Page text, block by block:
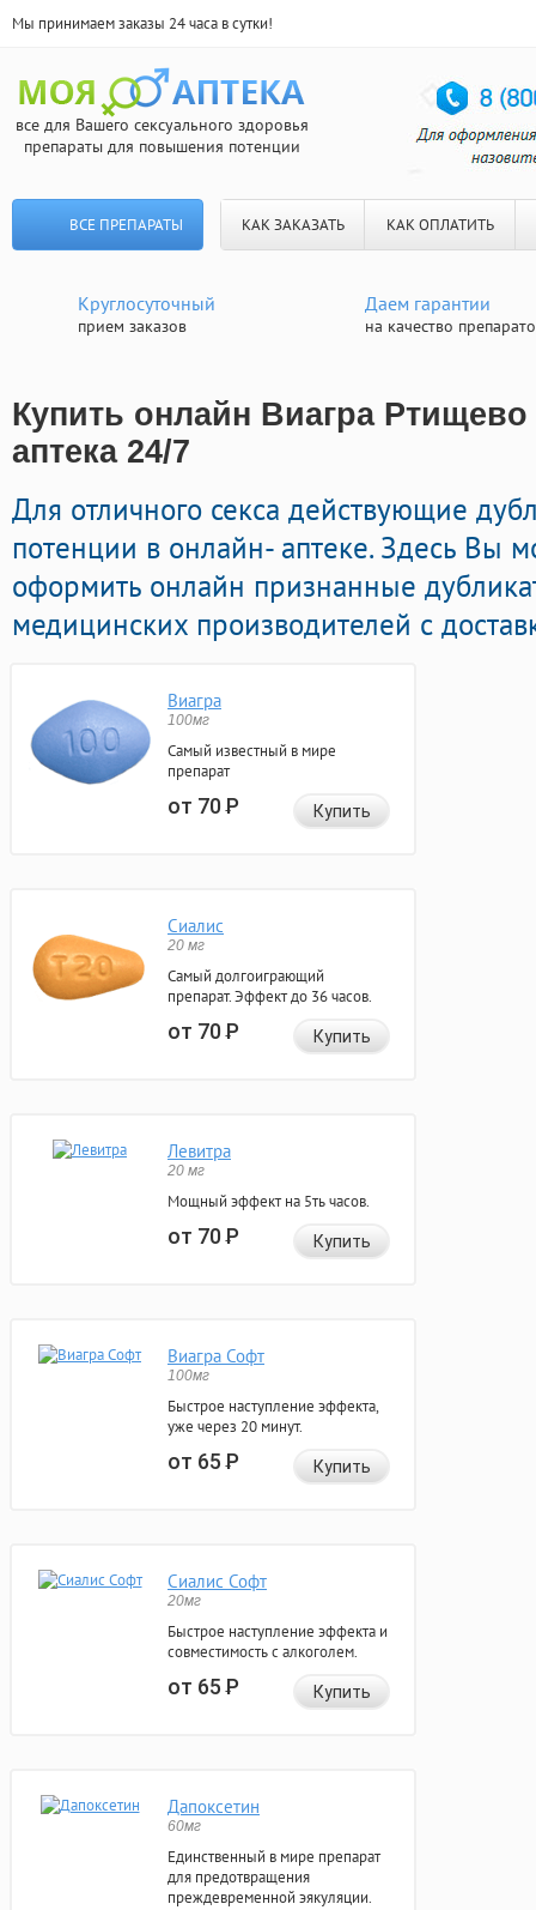
Мы принимаем заказы 24 часа в сутки!
все для Вашего сексуального здоровья
препараты для повышения потенции
ВСЕ ПРЕПАРАТЫ КАК ЗАКАЗАТЬ КАК ОПЛАТИТЬ
Круглосуточный
прием заказов
Даем гарантии
на качество
Купить онлайн Виагра
аптека 24/7
Для отличного секса действующие
потенции в онлайн- аптеке. Здесь Вы
оформить онлайн признанные
медицинских производителей с
Виагра
100мг
Самый известный в мире
препарат
от 70Р Купить
Сиалис
20 мг
Самый долгоиграющий
препарат. Эффект до 36 часов.
от 70Р Купить
Левитра
20 мг
Мощный эффект на 5ть часов.
от 70Р Купить
Виагра Софт
100мг
Быстрое наступление эффекта,
уже через 20 минут.
от 65Р Купить
Сиалис Софт
20мг
Быстрое наступление эффекта и
совместимость с алкоголем.
от 65Р Купить
Дапоксетин
60мг
Единственный в мире препарат
для предотвращения
преждевременной эякуляции.